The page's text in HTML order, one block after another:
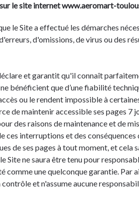
le site internet www.aeromart-
le Site a effectué les démarches
d'omissions, de virus ou des
et garantit qu'il connaît
bénéficient que d’une fiabilité
ou le rendent impossible à
de maintenir accessible ses pages 7
des raisons de maintenance et de
ces interruptions et des
de ses pages à tout moment, et cela
le Site ne saura être tenu pour
comme une quelconque garantie. Par
contrôle et n'assume aucune